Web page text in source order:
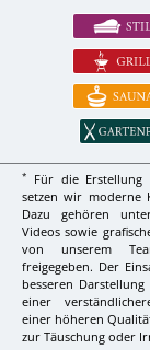
*
Für die
setzen wir moderne
Dazu gehören
Videos sowie
von unserem
freigegeben. Der
besseren
einer
einer höheren
zur Täuschung oder